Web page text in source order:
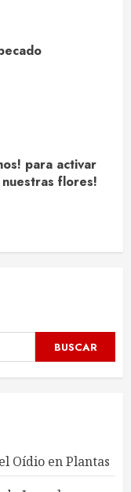
para activar
flores!
BUSCAR
Oídio en Plantas